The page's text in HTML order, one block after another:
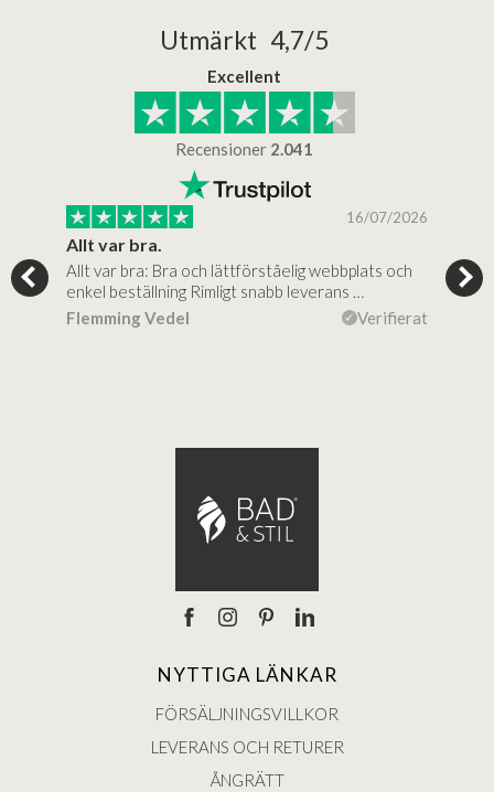
Utmärkt 4,7/5
Excellent
Recensioner 2.041
16/07/2026
Allt var bra.
Allt var bra: Bra och lättförståelig webbplats och
enkel beställning Rimligt snabb leverans …
Flemming Vedel
Verifierat
Jag
NYTTIGA LÄNKAR
FÖRSÄLJNINGSVILLKOR
LEVERANS OCH RETURER
ÅNGRÄTT